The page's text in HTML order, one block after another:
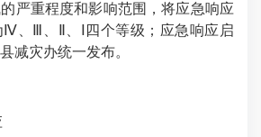
重程度和影响范围，将应急响应
、Ⅲ、Ⅱ、Ⅰ四个等级；应急响应启
减灾办统一发布。